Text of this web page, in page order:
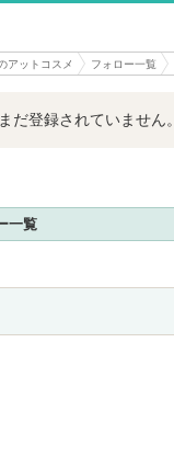
アットコスメ フォロー一覧
だ登録されていません。
一覧